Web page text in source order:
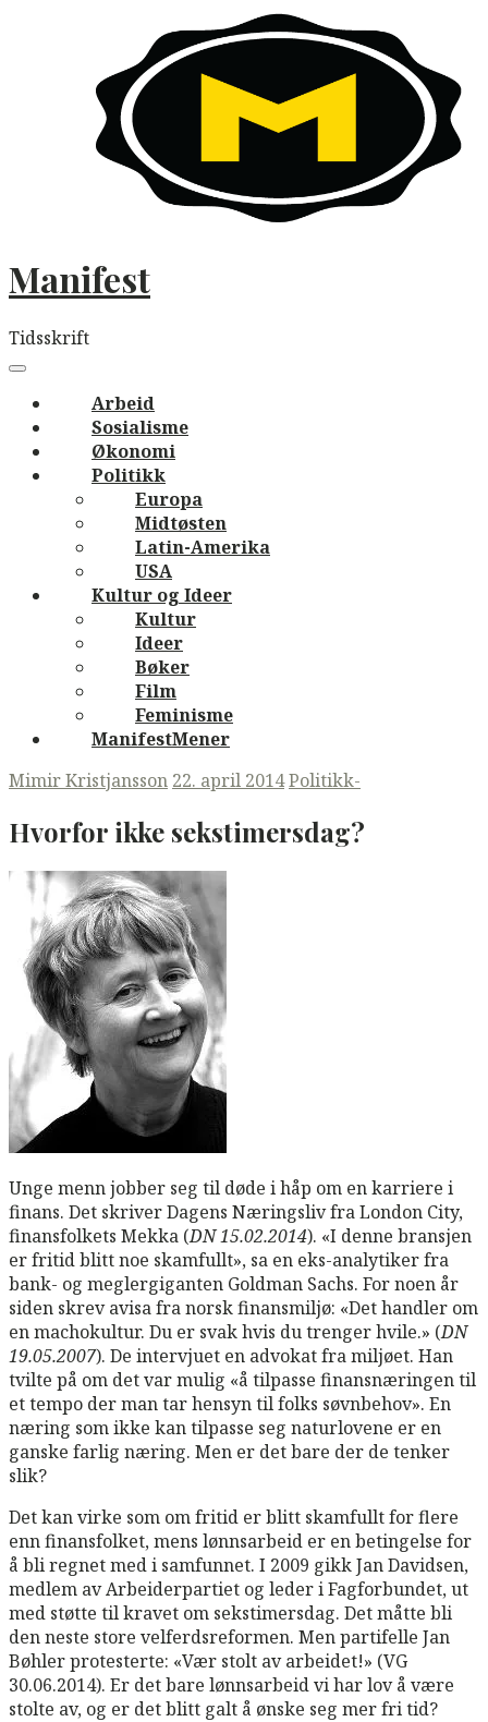
Manifest
Tidsskrift
navigation
Menu
Arbeid
Sosialisme
Økonomi
Politikk
Europa
Midtøsten
Latin-Amerika
USA
Kultur og Ideer
Kultur
Ideer
Bøker
Film
Feminisme
ManifestMener
Mimir Kristjansson 22. april 2014Politikk-
Hvorfor ikke sekstimersdag?
Unge menn jobber seg til døde i håp om en karriere i
finans. Det skriver Dagens Næringsliv fra London City,
finansfolkets Mekka (DN 15.02.2014). «I denne bransjen
er fritid blitt noe skamfullt», sa en eks-analytiker fra
bank- og meglergiganten Goldman Sachs. For noen år
siden skrev avisa fra norsk finansmiljø: «Det handler om
en machokultur. Du er svak hvis du trenger hvile.» (DN
19.05.2007). De intervjuet en advokat fra miljøet. Han
tvilte på om det var mulig «å tilpasse finansnæringen til
et tempo der man tar hensyn til folks søvnbehov». En
næring som ikke kan tilpasse seg naturlovene er en
ganske farlig næring. Men er det bare der de tenker
slik?
Det kan virke som om fritid er blitt skamfullt for flere
enn finansfolket, mens lønnsarbeid er en betingelse for
å bli regnet med i samfunnet. I 2009 gikk Jan Davidsen,
medlem av Arbeiderpartiet og leder i Fagforbundet, ut
med støtte til kravet om sekstimersdag. Det måtte bli
den neste store velferdsreformen. Men partifelle Jan
Bøhler protesterte: «Vær stolt av arbeidet!» (VG
30.06.2014). Er det bare lønnsarbeid vi har lov å være
stolte av, og er det blitt galt å ønske seg mer fri tid?